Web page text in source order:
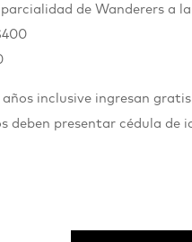
de Wanderers a
años inclusive ingresan
deben presentar cédula de